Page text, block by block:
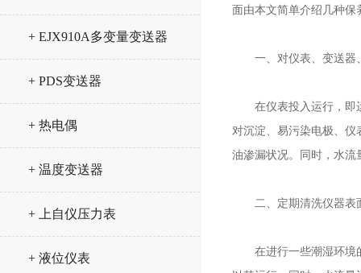
+ EJX910A多变量变送器
+ PDS变送器
+ 热电偶
+ 温度变送器
+ 上自仪压力表
+ 液位仪表
面由本文简单介绍几种保
一、对仪表、变送器
在仪表投入运行，即运
对沉淀、易污染电极、仪
油渗漏状况。同时，水流
二、定期清洗仪器表
在进行一些潮湿环境的